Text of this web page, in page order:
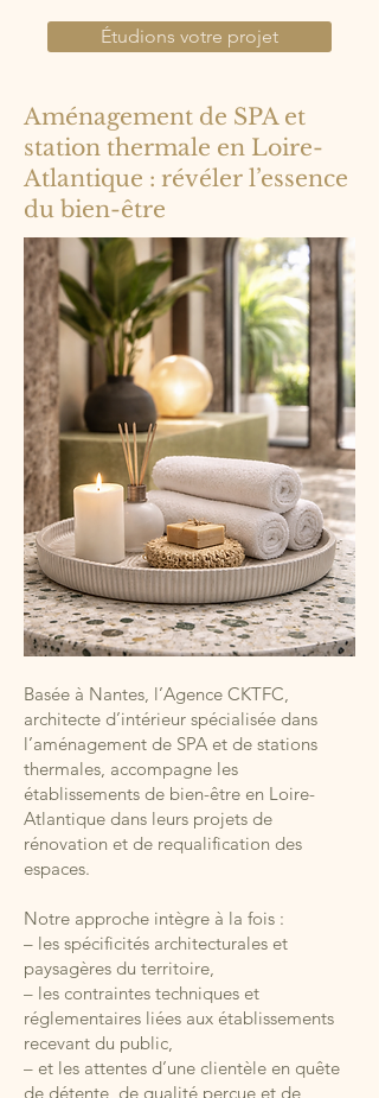
Étudions votre projet
Aménagement de SPA et
station thermale en Loire-
Atlantique : révéler l’essence
du bien-être
Basée à Nantes, l’Agence CKTFC,
architecte d’intérieur spécialisée dans
l’aménagement de SPA et de stations
thermales, accompagne les
établissements de bien-être en Loire-
Atlantique dans leurs projets de
rénovation et de requalification des
espaces.
Notre approche intègre à la fois :
– les spécificités architecturales et
paysagères du territoire,
– les contraintes techniques et
réglementaires liées aux établissements
recevant du public,
– et les attentes d’une clientèle en quête
de détente, de qualité perçue et de